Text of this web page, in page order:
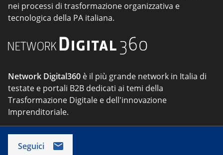
nei processi di trasformazione organizzativa e
tecnologica della PA italiana.
Network Digital360 è il più grande network in Italia di
testate e portali B2B dedicati ai temi della
Trasformazione Digitale e dell'innovazione
Imprenditoriale.
Seguici